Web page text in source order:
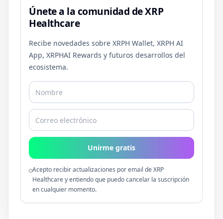
Únete a la comunidad de XRP
Healthcare
Recibe novedades sobre XRPH Wallet, XRPH AI
App, XRPHAI Rewards y futuros desarrollos del
ecosistema.
Unirme gratis
Acepto recibir actualizaciones por email de XRP
Healthcare y entiendo que puedo cancelar la suscripción
en cualquier momento.